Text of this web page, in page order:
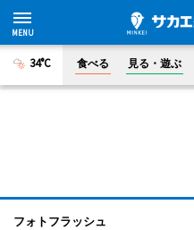
34°C 食べる 見る・遊ぶ
フォトフラッシュ